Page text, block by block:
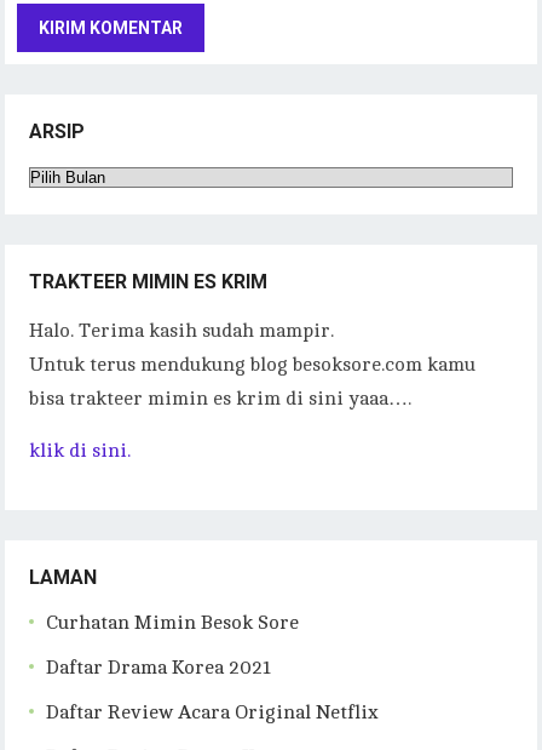
ARSIP
Arsip
TRAKTEER MIMIN ES KRIM
Halo. Terima kasih sudah mampir.
Untuk terus mendukung blog besoksore.com kamu
bisa trakteer mimin es krim di sini yaaa….
klik di sini.
LAMAN
Curhatan Mimin Besok Sore
Daftar Drama Korea 2021
Daftar Review Acara Original Netflix